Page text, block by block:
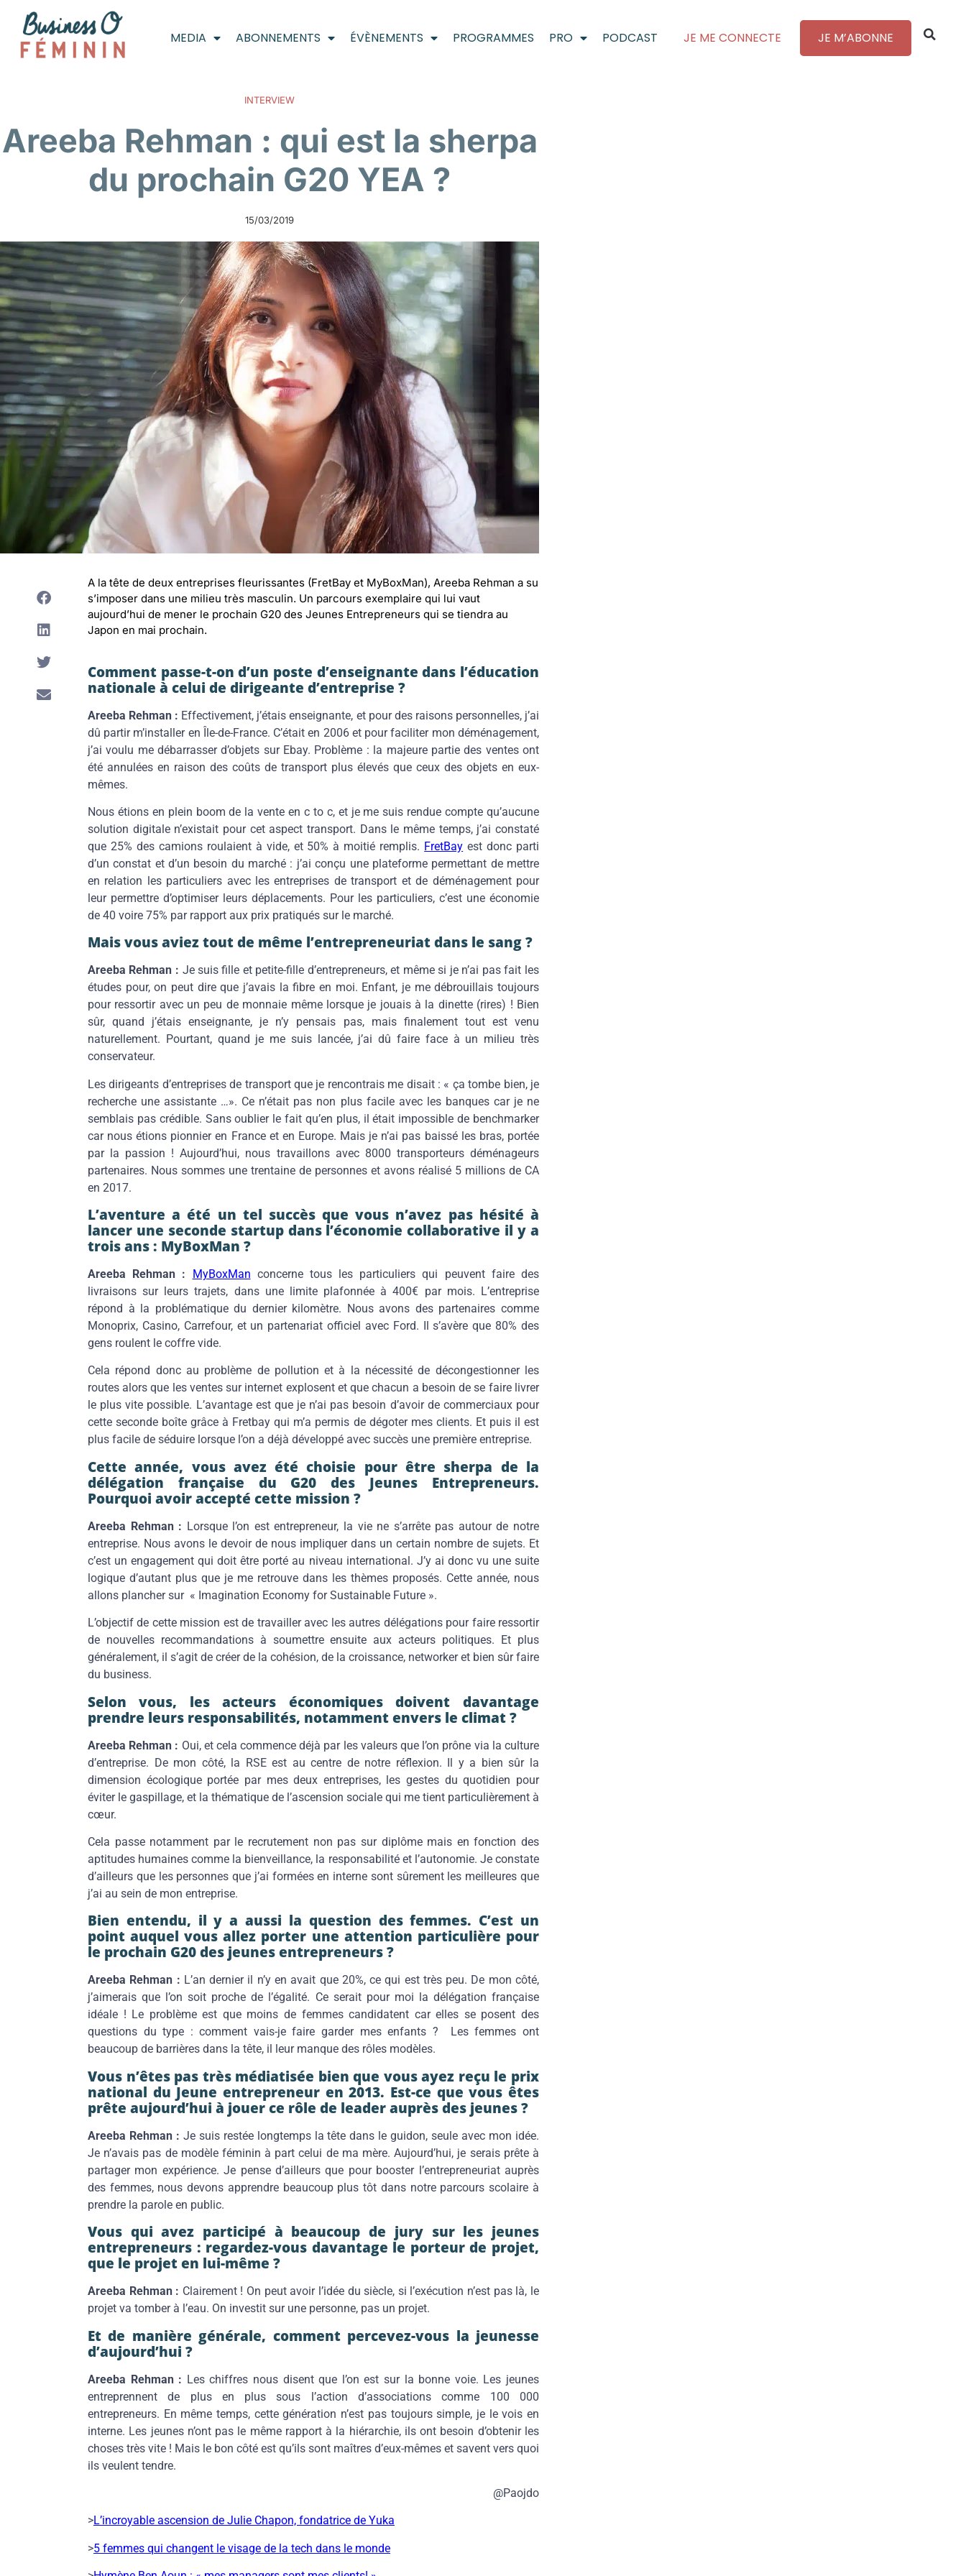
MEDIA ABONNEMENTS ÉVÈNEMENTS PROGRAMMES PRO PODCAST JE ME CONNECTE JE M’ABONNE
INTERVIEW
Areeba Rehman : qui est la sherpa
du prochain G20 YEA ?
15/03/2019
A la tête de deux entreprises fleurissantes (FretBay et MyBoxMan), Areeba Rehman a su
s’imposer dans une milieu très masculin. Un parcours exemplaire qui lui vaut
aujourd’hui de mener le prochain G20 des Jeunes Entrepreneurs qui se tiendra au
Japon en mai prochain.
Comment passe-t-on d’un poste d’enseignante dans l’éducation
nationale à celui de dirigeante d’entreprise ?
Areeba Rehman : Effectivement, j’étais enseignante, et pour des raisons personnelles, j’ai
dû partir m’installer en Île-de-France. C’était en 2006 et pour faciliter mon déménagement,
j’ai voulu me débarrasser d’objets sur Ebay. Problème : la majeure partie des ventes ont
été annulées en raison des coûts de transport plus élevés que ceux des objets en eux-
mêmes.
Nous étions en plein boom de la vente en c to c, et je me suis rendue compte qu’aucune
solution digitale n’existait pour cet aspect transport. Dans le même temps, j’ai constaté
que 25% des camions roulaient à vide, et 50% à moitié remplis. FretBay est donc parti
d’un constat et d’un besoin du marché : j’ai conçu une plateforme permettant de mettre
en relation les particuliers avec les entreprises de transport et de déménagement pour
leur permettre d’optimiser leurs déplacements. Pour les particuliers, c’est une économie
de 40 voire 75% par rapport aux prix pratiqués sur le marché.
Mais vous aviez tout de même l’entrepreneuriat dans le sang ?
Areeba Rehman : Je suis fille et petite-fille d’entrepreneurs, et même si je n’ai pas fait les
études pour, on peut dire que j’avais la fibre en moi. Enfant, je me débrouillais toujours
pour ressortir avec un peu de monnaie même lorsque je jouais à la dinette (rires) ! Bien
sûr, quand j’étais enseignante, je n’y pensais pas, mais finalement tout est venu
naturellement. Pourtant, quand je me suis lancée, j’ai dû faire face à un milieu très
conservateur.
Les dirigeants d’entreprises de transport que je rencontrais me disait : « ça tombe bien, je
recherche une assistante …». Ce n’était pas non plus facile avec les banques car je ne
semblais pas crédible. Sans oublier le fait qu’en plus, il était impossible de benchmarker
car nous étions pionnier en France et en Europe. Mais je n’ai pas baissé les bras, portée
par la passion ! Aujourd’hui, nous travaillons avec 8000 transporteurs déménageurs
partenaires. Nous sommes une trentaine de personnes et avons réalisé 5 millions de CA
en 2017.
L’aventure a été un tel succès que vous n’avez pas hésité à
lancer une seconde startup dans l’économie collaborative il y a
trois ans : MyBoxMan ?
Areeba Rehman : MyBoxMan concerne tous les particuliers qui peuvent faire des
livraisons sur leurs trajets, dans une limite plafonnée à 400€ par mois. L’entreprise
répond à la problématique du dernier kilomètre. Nous avons des partenaires comme
Monoprix, Casino, Carrefour, et un partenariat officiel avec Ford. Il s’avère que 80% des
gens roulent le coffre vide.
Cela répond donc au problème de pollution et à la nécessité de décongestionner les
routes alors que les ventes sur internet explosent et que chacun a besoin de se faire livrer
le plus vite possible. L’avantage est que je n’ai pas besoin d’avoir de commerciaux pour
cette seconde boîte grâce à Fretbay qui m’a permis de dégoter mes clients. Et puis il est
plus facile de séduire lorsque l’on a déjà développé avec succès une première entreprise.
Cette année, vous avez été choisie pour être sherpa de la
délégation française du G20 des Jeunes Entrepreneurs.
Pourquoi avoir accepté cette mission ?
Areeba Rehman : Lorsque l’on est entrepreneur, la vie ne s’arrête pas autour de notre
entreprise. Nous avons le devoir de nous impliquer dans un certain nombre de sujets. Et
c’est un engagement qui doit être porté au niveau international. J’y ai donc vu une suite
logique d’autant plus que je me retrouve dans les thèmes proposés. Cette année, nous
allons plancher sur « Imagination Economy for Sustainable Future ».
L’objectif de cette mission est de travailler avec les autres délégations pour faire ressortir
de nouvelles recommandations à soumettre ensuite aux acteurs politiques. Et plus
généralement, il s’agit de créer de la cohésion, de la croissance, networker et bien sûr faire
du business.
Selon vous, les acteurs économiques doivent davantage
prendre leurs responsabilités, notamment envers le climat ?
Areeba Rehman : Oui, et cela commence déjà par les valeurs que l’on prône via la culture
d’entreprise. De mon côté, la RSE est au centre de notre réflexion. Il y a bien sûr la
dimension écologique portée par mes deux entreprises, les gestes du quotidien pour
éviter le gaspillage, et la thématique de l’ascension sociale qui me tient particulièrement à
cœur.
Cela passe notamment par le recrutement non pas sur diplôme mais en fonction des
aptitudes humaines comme la bienveillance, la responsabilité et l’autonomie. Je constate
d’ailleurs que les personnes que j’ai formées en interne sont sûrement les meilleures que
j’ai au sein de mon entreprise.
Bien entendu, il y a aussi la question des femmes. C’est un
point auquel vous allez porter une attention particulière pour
le prochain G20 des jeunes entrepreneurs ?
Areeba Rehman : L’an dernier il n’y en avait que 20%, ce qui est très peu. De mon côté,
j’aimerais que l’on soit proche de l’égalité. Ce serait pour moi la délégation française
idéale ! Le problème est que moins de femmes candidatent car elles se posent des
questions du type : comment vais-je faire garder mes enfants ? Les femmes ont
beaucoup de barrières dans la tête, il leur manque des rôles modèles.
Vous n’êtes pas très médiatisée bien que vous ayez reçu le prix
national du Jeune entrepreneur en 2013. Est-ce que vous êtes
prête aujourd’hui à jouer ce rôle de leader auprès des jeunes ?
Areeba Rehman : Je suis restée longtemps la tête dans le guidon, seule avec mon idée.
Je n’avais pas de modèle féminin à part celui de ma mère. Aujourd’hui, je serais prête à
partager mon expérience. Je pense d’ailleurs que pour booster l’entrepreneuriat auprès
des femmes, nous devons apprendre beaucoup plus tôt dans notre parcours scolaire à
prendre la parole en public.
Vous qui avez participé à beaucoup de jury sur les jeunes
entrepreneurs : regardez-vous davantage le porteur de projet,
que le projet en lui-même ?
Areeba Rehman : Clairement ! On peut avoir l’idée du siècle, si l’exécution n’est pas là, le
projet va tomber à l’eau. On investit sur une personne, pas un projet.
Et de manière générale, comment percevez-vous la jeunesse
d’aujourd’hui ?
Areeba Rehman : Les chiffres nous disent que l’on est sur la bonne voie. Les jeunes
entreprennent de plus en plus sous l’action d’associations comme 100 000
entrepreneurs. En même temps, cette génération n’est pas toujours simple, je le vois en
interne. Les jeunes n’ont pas le même rapport à la hiérarchie, ils ont besoin d’obtenir les
choses très vite ! Mais le bon côté est qu’ils sont maîtres d’eux-mêmes et savent vers quoi
ils veulent tendre.
@Paojdo
>L’incroyable ascension de Julie Chapon, fondatrice de Yuka
>5 femmes qui changent le visage de la tech dans le monde